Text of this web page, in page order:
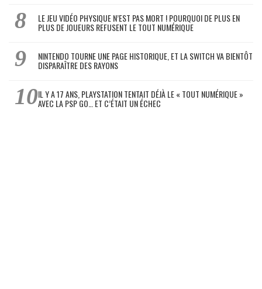
LE JEU VIDÉO PHYSIQUE N’EST PAS MORT ! POURQUOI DE PLUS EN
PLUS DE JOUEURS REFUSENT LE TOUT NUMÉRIQUE
NINTENDO TOURNE UNE PAGE HISTORIQUE, ET LA SWITCH VA BIENTÔT
DISPARAÎTRE DES RAYONS
IL Y A 17 ANS, PLAYSTATION TENTAIT DÉJÀ LE « TOUT NUMÉRIQUE »
AVEC LA PSP GO… ET C’ÉTAIT UN ÉCHEC